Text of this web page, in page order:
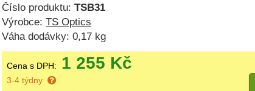
Číslo produktu: TSB31
Výrobce: TS Optics
Váha dodávky: 0,17 kg
Cena s DPH: 1 255 Kč
3-4 týdny